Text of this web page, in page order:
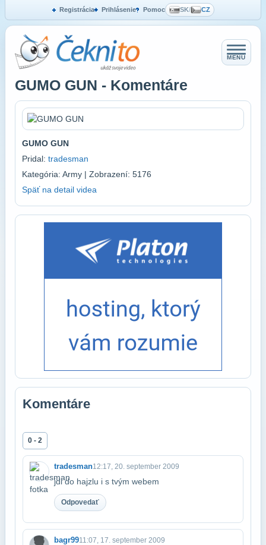
Registrácia Prihlásenie Pomoc SK/ CZ
MENU
GUMO GUN - Komentáre
GUMO GUN
Pridal: tradesman
Kategória: Army | Zobrazení: 5176
Späť na detail videa
Komentáre
0 - 2
tradesman12:17, 20. september 2009
jdi do hajzlu i s tvým webem
Odpovedať
bagr9911:07, 17. september 2009